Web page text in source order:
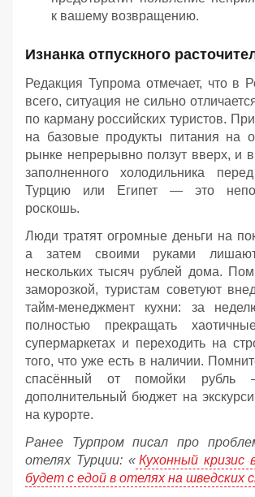
к вашему возвращению.
Изнанка отпускного
Редакция Тупрома отмечает, что в
всего, ситуация не сильно
по карману российских туристов.
на базовые продукты питания на
рынке непрерывно ползут вверх, и
заполненного холодильника
Турцию или Египет — это
роскошь.
Люди тратят огромные деньги на
а затем своими руками
нескольких тысяч рублей дома.
заморозкой, туристам советуют
тайм-менеджмент кухни: за
полностью прекращать
супермаркетах и переходить на
того, что уже есть в наличии.
спасённый от помойки
дополнительный бюджет на
на курорте.
Ранее Турпром писал про
отелях Турции: « Кухонный кризис
будет с едой в отелях на шведских